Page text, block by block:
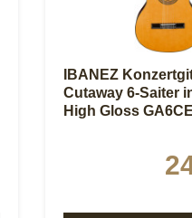
IBANEZ
Cutaway 6-Saiter
High Gloss